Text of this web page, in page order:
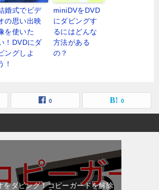
婚式でビデ
の思い出映
を使いた
！DVDにダ
ングしよ
！
miniDVをDVD
にダビングす
るにはどんな
方法がある
の？
0 0
をダビング！コピーガードを解除